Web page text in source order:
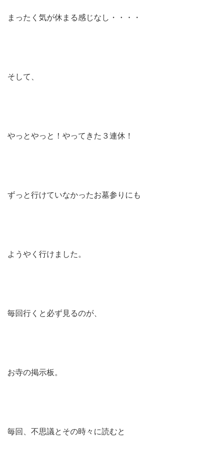
まったく気が休まる感じなし・・・・
そして、
やっとやっと！やってきた３連休！
ずっと行けていなかったお墓参りにも
ようやく行けました。
毎回行くと必ず見るのが、
お寺の掲示板。
毎回、不思議とその時々に読むと